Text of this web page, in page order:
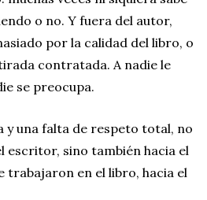
o no. Y fuera del autor,
por la calidad del libro, o
contratada. A nadie le
se preocupa.
y una falta de respeto total, no
escritor, sino también hacia el
trabajaron en el libro, hacia el